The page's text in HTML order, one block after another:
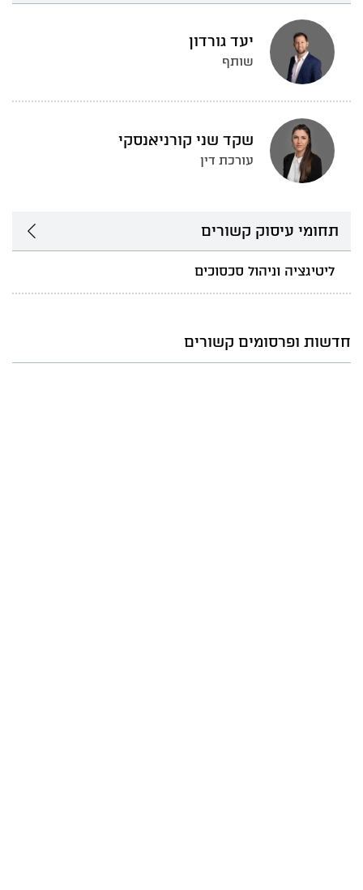
יעד גורדון
שותף
שקד שני קורניאנסקי
עורכת דין
תחומי עיסוק קשורים
ליטיגציה וניהול סכסוכים
חדשות ופרסומים קשורים